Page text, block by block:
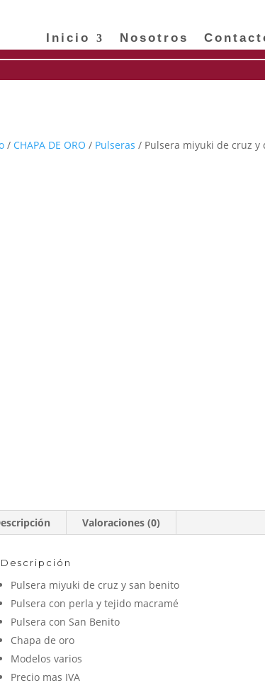
Inicio Nosotros
/ CHAPA DE ORO / Pulseras / Pulsera miyuki de cruz
Valoraciones (0)
Descripción
Pulsera miyuki de cruz y san benito
Pulsera con perla y tejido macramé
Pulsera con San Benito
Chapa de oro
Modelos varios
Precio mas IVA